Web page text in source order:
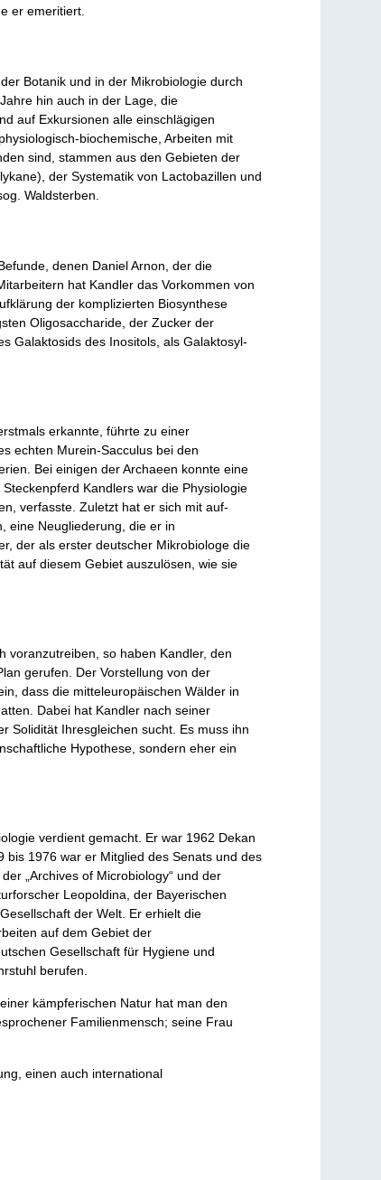
er emeritiert.
Botanik und in der Mikrobiologie durch
hin auch in der Lage, die
auf Exkursionen alle einschlägigen
biochemische, Arbeiten mit
sind, stammen aus den Gebieten der
der Systematik von Lactobazillen und
Waldsterben.
denen Daniel Arnon, der die
hat Kandler das Vorkommen von
der komplizierten Biosynthese
Oligosaccharide, der Zucker der
Galaktosids des Inositols, als Galaktosyl-
erkannte, führte zu einer
echten Murein-Sacculus bei den
Bei einigen der Archaeen konnte eine
Kandlers war die Physiologie
verfasste. Zuletzt hat er sich mit auf-
eine Neugliederung, die er in
der als erster deutscher Mikrobiologe die
auf diesem Gebiet auszulösen, wie sie
voranzutreiben, so haben Kandler, den
gerufen. Der Vorstellung von der
dass die mitteleuropäischen Wälder in
Dabei hat Kandler nach seiner
Solidität Ihresgleichen sucht. Es muss ihn
Hypothese, sondern eher ein
verdient gemacht. Er war 1962 Dekan
bis 1976 war er Mitglied des Senats und des
„Archives of Microbiology“ und der
Leopoldina, der Bayerischen
der Welt. Er erhielt die
auf dem Gebiet der
Gesellschaft für Hygiene und
berufen.
kämpferischen Natur hat man den
Familienmensch; seine Frau
einen auch international